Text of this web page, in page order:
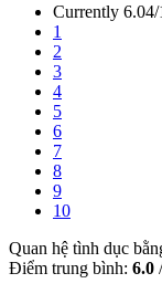
Currently 6.04/
1
2
3
4
5
6
7
8
9
10
Quan hệ tình dục
Điểm trung bình: 6.0